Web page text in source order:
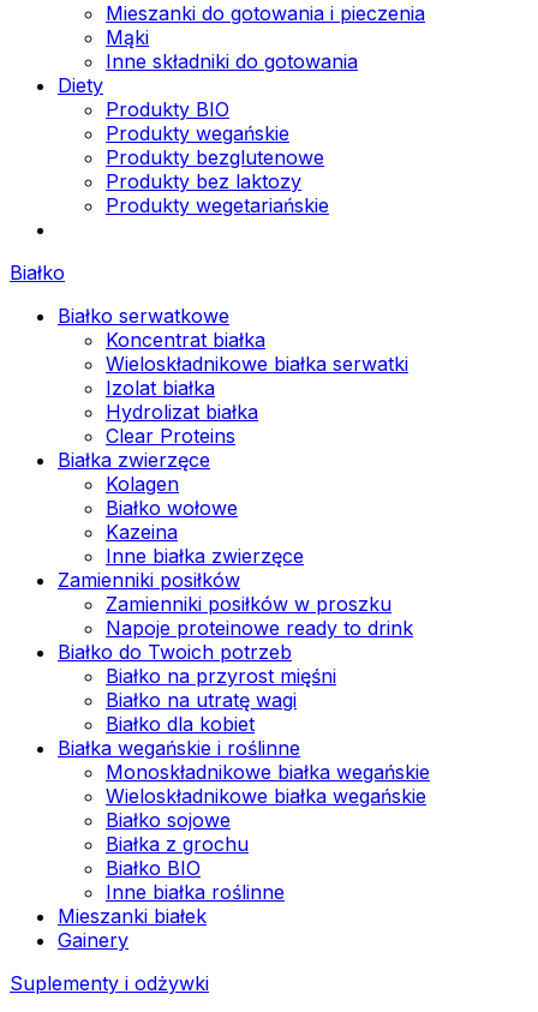
Mieszanki do gotowania i pieczenia
Mąki
Inne składniki do gotowania
Diety
Produkty BIO
Produkty wegańskie
Produkty bezglutenowe
Produkty bez laktozy
Produkty wegetariańskie
Białko
Białko serwatkowe
Koncentrat białka
Wieloskładnikowe białka serwatki
Izolat białka
Hydrolizat białka
Clear Proteins
Białka zwierzęce
Kolagen
Białko wołowe
Kazeina
Inne białka zwierzęce
Zamienniki posiłków
Zamienniki posiłków w proszku
Napoje proteinowe ready to drink
Białko do Twoich potrzeb
Białko na przyrost mięśni
Białko na utratę wagi
Białko dla kobiet
Białka wegańskie i roślinne
Monoskładnikowe białka wegańskie
Wieloskładnikowe białka wegańskie
Białko sojowe
Białka z grochu
Białko BIO
Inne białka roślinne
Mieszanki białek
Gainery
Suplementy i odżywki